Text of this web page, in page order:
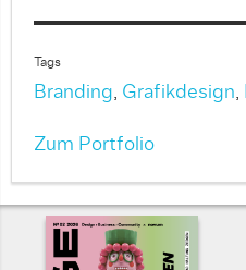
Tags
Branding, Grafikdesign,
Zum Portfolio